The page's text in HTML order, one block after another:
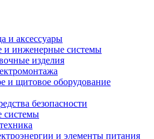
и аксессуары
и инженерные системы
изделия
и щитовое оборудование
безопасности
системы
и элементы питания